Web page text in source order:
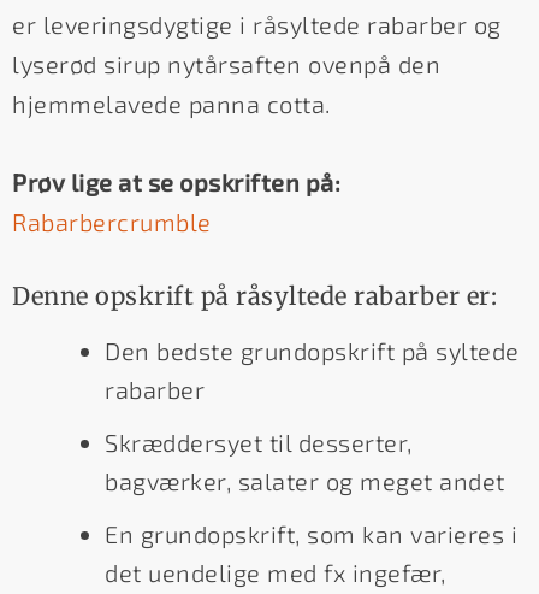
er leveringsdygtige i råsyltede rabarber og
lyserød sirup nytårsaften ovenpå den
hjemmelavede panna cotta.
Prøv lige at se opskriften på:
Rabarbercrumble
Denne opskrift på råsyltede rabarber er:
Den bedste grundopskrift på syltede
rabarber
Skræddersyet til desserter,
bagværker, salater og meget andet
En grundopskrift, som kan varieres i
det uendelige med fx ingefær,